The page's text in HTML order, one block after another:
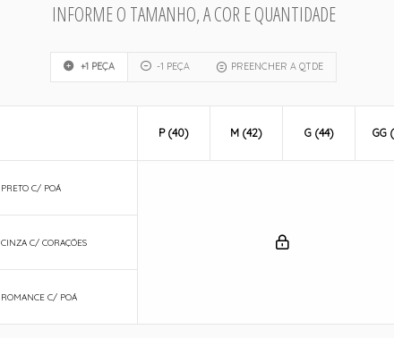
INFORME O TAMANHO, A COR E QUANTIDADE
+1 PEÇA -1 PEÇA PREENCHER A QTDE
PRETO C/ POÁ
CINZA C/ CORAÇÕES
ROMANCE C/ POÁ
P (40) M (42) G (44) GG